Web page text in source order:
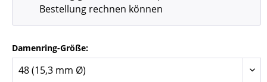
Bestellung rechnen können
Damenring-Größe: